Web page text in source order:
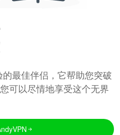
最佳伴侣，它帮助您突破
可以尽情地享受这个无界